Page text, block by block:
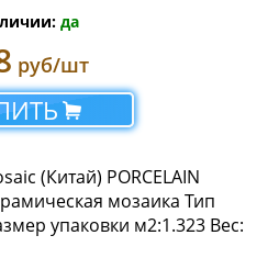
Series
Monocolor
да
руб/шт
(Китай) PORCELAIN
мозаика Тип
упаковки м2:1.323 Вес: